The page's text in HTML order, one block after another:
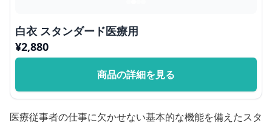
白衣 スタンダード医療用
¥2,880
商品の詳細を見る
医療従事者の仕事に欠かせない基本的な機能を備えたスタ